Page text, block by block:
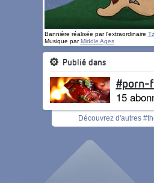
Bannière réalisée par l'extraordinaire
Musique parMiddle Ages
Publié dans
#porn-
15
Découvrez d'autres